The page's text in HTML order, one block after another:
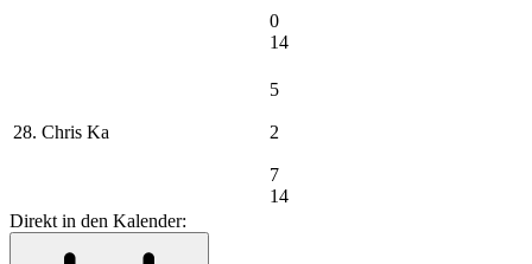
0
14
28. Chris Ka
5
2
7
14
Direkt in den Kalender: